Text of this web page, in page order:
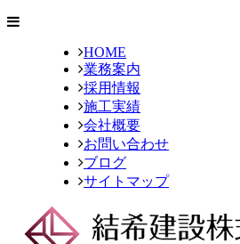
HOME
業務案内
採用情報
施工実績
会社概要
お問い合わせ
ブログ
サイトマップ